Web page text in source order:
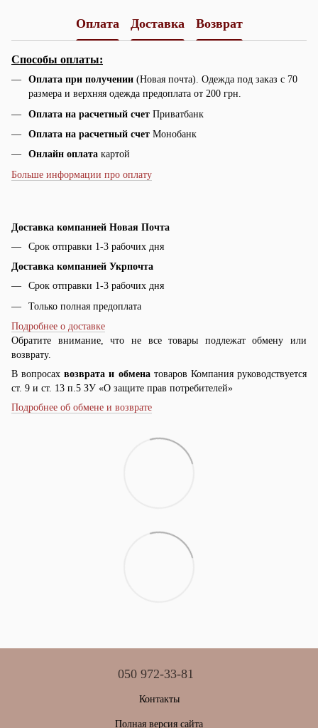
Оплата Доставка Возврат
Способы оплаты:
Оплата при получении (Новая почта). Одежда под заказ с 70
размера и верхняя одежда предоплата от 200 грн.
Оплата на расчетный счет Приватбанк
Оплата на расчетный счет Монобанк
Онлайн оплата картой
Больше информации про оплату
Доставка компанией Новая Почта
Срок отправки 1-3 рабочих дня
Доставка компанией Укрпочта
Срок отправки 1-3 рабочих дня
Только полная предоплата
Подробнее о доставке
Обратите внимание, что не все товары подлежат обмену или
возврату.
В вопросахвозврата и обменатоваров Компания руководствуется
ст. 9 и ст. 13 п.5 ЗУ «О защите прав потребителей»
Подробнее об обмене и возврате
050 972-33-81
Контакты
Полная версия сайта